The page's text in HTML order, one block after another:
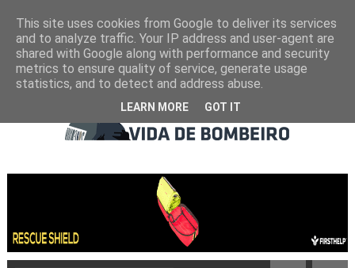
This site uses cookies from Google to deliver its services
and to analyze traffic. Your IP address and user-agent are
shared with Google along with performance and security
metrics to ensure quality of service, generate usage
statistics, and to detect and address abuse.
LEARN MORE GOT IT